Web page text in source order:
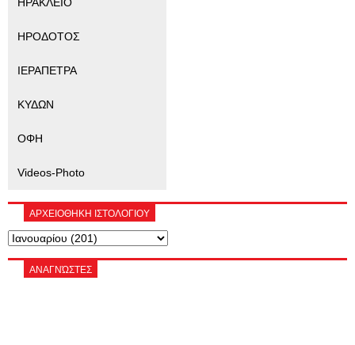
ΗΡΟΔΟΤΟΣ
ΙΕΡΑΠΕΤΡΑ
ΚΥΔΩΝ
ΟΦΗ
Videos-Photo
ΑΡΧΕΙΟΘΗΚΗ ΙΣΤΟΛΟΓΙΟΥ
ΑΝΑΓΝΏΣΤΕΣ